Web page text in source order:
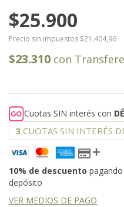
$25.900
Precio sin impuestos $21.404,96
$23.310 con
Cuotas SIN interés con
3 CUOTAS SIN INTERÉS
10% de descuento
depósito
VER MEDIOS DE PAGO